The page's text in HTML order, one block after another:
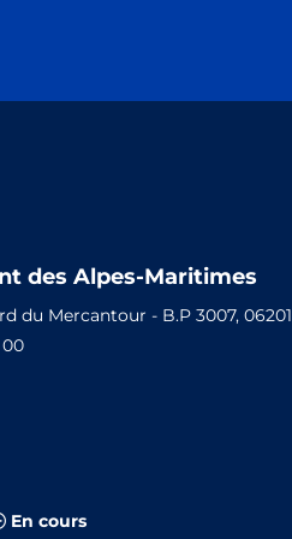
des Alpes-Maritimes
du Mercantour - B.P 3007,
00
En cours